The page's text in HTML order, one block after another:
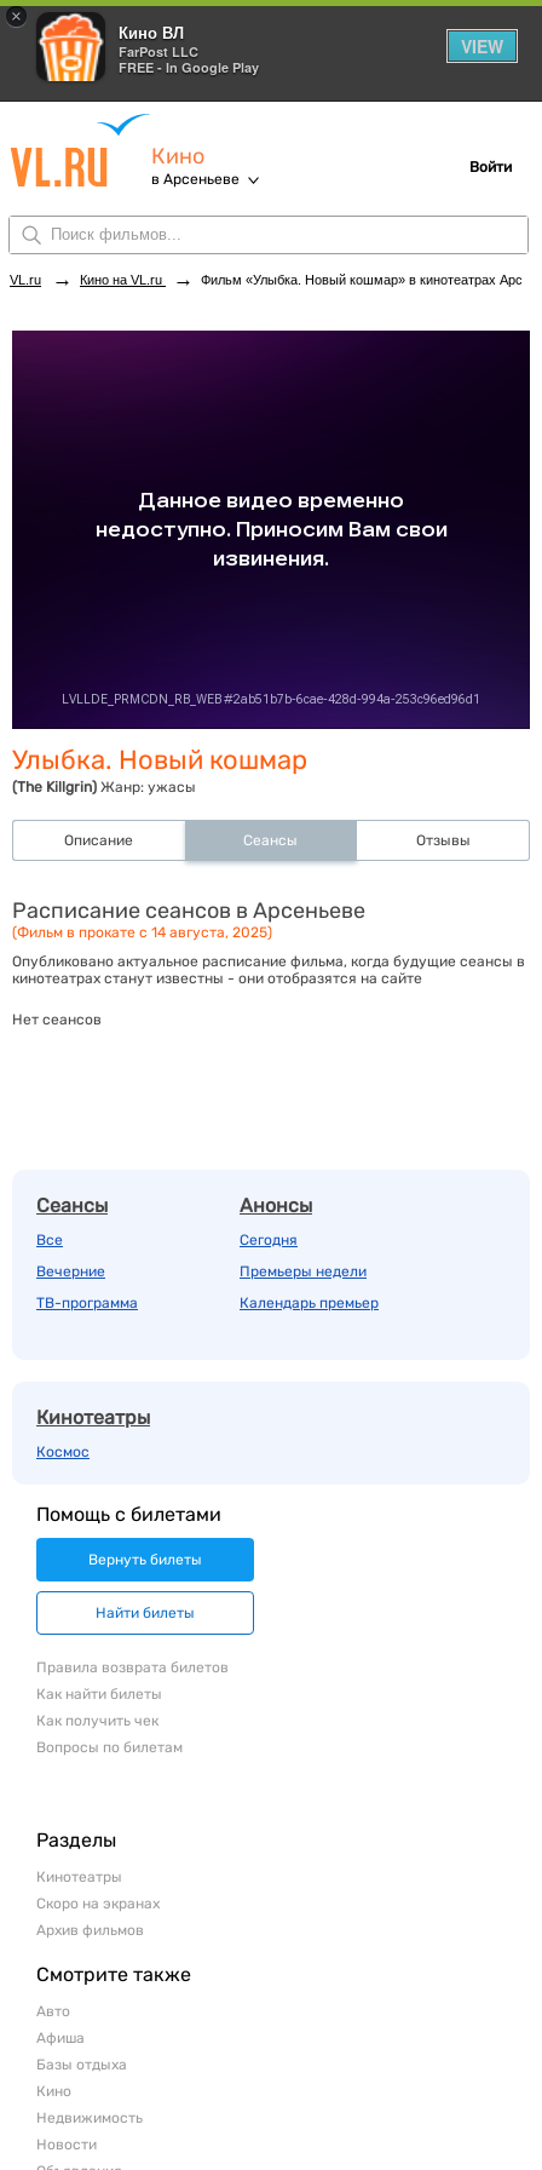
×
Кино ВЛ
FarPost LLC
FREE - In Google Play
VIEW
Кино
в Арсеньеве
Войти
VL.ru → Кино на VL.ru → Фильм «Улыбка. Новый кошмар» в кинотеатрах Арсеньева. Купить билеты!
Улыбка. Новый кошмар
(The Killgrin) Жанр: ужасы
Описание Сеансы Отзывы
Расписание сеансов в Арсеньеве
(Фильм в прокате с 14 августа, 2025)
Опубликовано актуальное расписание фильма, когда будущие сеансы в
кинотеатрах станут известны - они отобразятся на сайте
Нет сеансов
Сеансы
Все
Вечерние
ТВ-программа
Анонсы
Сегодня
Премьеры недели
Календарь премьер
Кинотеатры
Космос
Помощь с билетами
Вернуть билеты
Найти билеты
Правила возврата билетов
Как найти билеты
Как получить чек
Вопросы по билетам
Разделы
Кинотеатры
Скоро на экранах
Архив фильмов
Смотрите также
Авто
Афиша
Базы отдыха
Кино
Недвижимость
Новости